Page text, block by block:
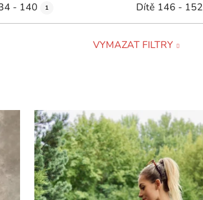
- 140 1 Dítě 146 - 152
VYMAZAT FILTRY